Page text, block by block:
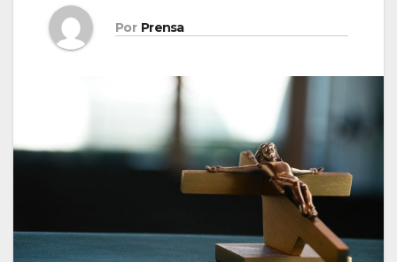
Por Prensa